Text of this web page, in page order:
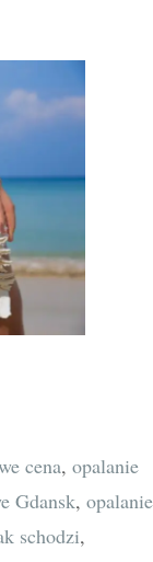
cena, opalanie
Gdansk, opalanie
schodzi,